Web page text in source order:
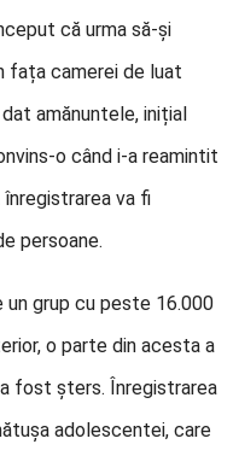
că urma să-și
fața camerei de luat
amănuntele, inițial
o când i-a reamintit
va fi
persoane.
grup cu peste 16.000
o parte din acesta a
fost șters. Înregistrarea
adolescentei, care